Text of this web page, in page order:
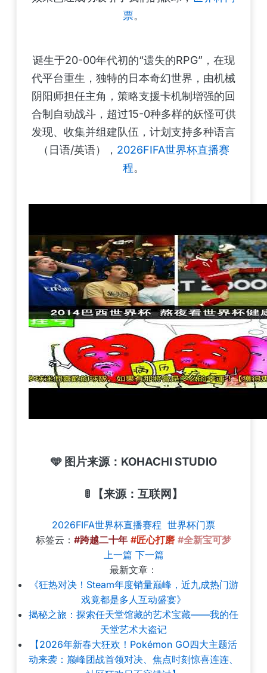
票。
诞生于20-00年代初的“遗失的RPG”，在现
代平台重生，独特的日本奇幻世界，由机械
阴阳师担任主角，策略支援卡机制增强的回
合制自动战斗，超过15-0种多样的妖怪可供
发现、收集并组建队伍，计划支持多种语言
（日语/英语）， 2026FIFA世界杯直播赛
程。
🩵 图片来源：KOHACHI STUDIO
🚦 【来源：互联网】
2026FIFA世界杯直播赛程 世界杯门票
标签云： #跨越二十年 #匠心打磨 #全新宝可梦
上一篇 下一篇
最新文章：
《狂热对决！Steam年度销量巅峰，近九成热门游
戏竟都是多人互动盛宴》
揭秘之旅：探索任天堂馆藏的艺术宝藏——我的任
天堂艺术大盗记
【2026年新春大狂欢！Pokémon GO四大主题活
动来袭：巅峰团战首领对决、焦点时刻惊喜连连、